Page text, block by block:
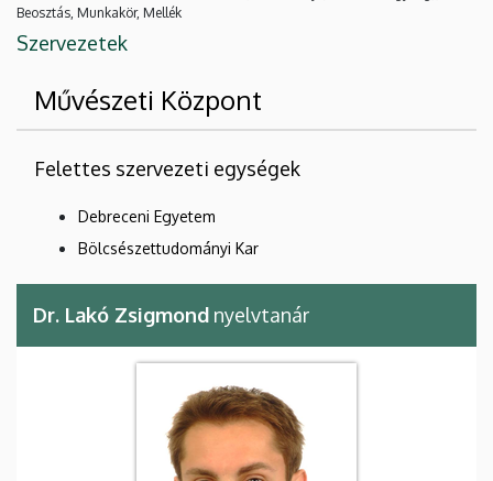
Beosztás, Munkakör, Mellék
Szervezetek
Művészeti Központ
Felettes szervezeti egységek
Debreceni Egyetem
Bölcsészettudományi Kar
Dr. Lakó Zsigmond nyelvtanár